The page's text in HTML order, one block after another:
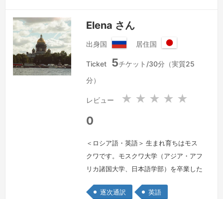
「相手先に伝えたいこと」、「アポイン
か」等の…続きを見る »
Elena さん
出身国
シ
邦
居住国
本
Ticket 5チケット/30分（実質25
分）
レビュー ★ ★ ★ ★ ★
0
＜ロシア語・英語＞ 生まれ育ちはモス
クワです。モスクワ大学（アジア・アフ
リカ諸国大学、日本語学部）を卒業した
経験を蓄積するとともに35年以上日本
逐次通訳 英語